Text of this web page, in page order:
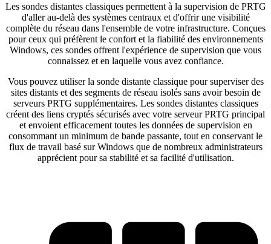
Les sondes distantes classiques permettent à la supervision de PRTG
d'aller au-delà des systèmes centraux et d'offrir une visibilité
complète du réseau dans l'ensemble de votre infrastructure. Conçues
pour ceux qui préfèrent le confort et la fiabilité des environnements
Windows, ces sondes offrent l'expérience de supervision que vous
connaissez et en laquelle vous avez confiance.
Vous pouvez utiliser la sonde distante classique pour superviser des
sites distants et des segments de réseau isolés sans avoir besoin de
serveurs PRTG supplémentaires. Les sondes distantes classiques
créent des liens cryptés sécurisés avec votre serveur PRTG principal
et envoient efficacement toutes les données de supervision en
consommant un minimum de bande passante, tout en conservant le
flux de travail basé sur Windows que de nombreux administrateurs
apprécient pour sa stabilité et sa facilité d'utilisation.